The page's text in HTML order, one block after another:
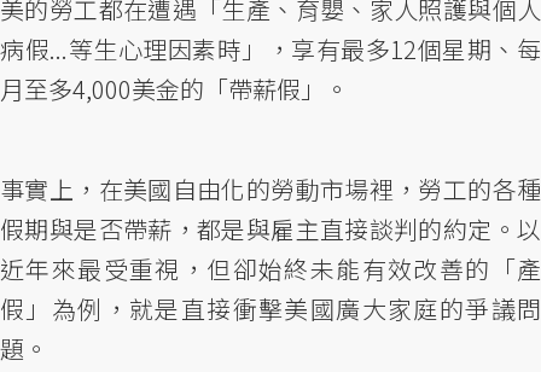
美的勞工都在遭遇「生產、育嬰、家人照護與個人
病假...等生心理因素時」，享有最多12個星期、每
月至多4,000美金的「帶薪假」。
事實上，在美國自由化的勞動市場裡，勞工的各種
假期與是否帶薪，都是與雇主直接談判的約定。以
近年來最受重視，但卻始終未能有效改善的「產
假」為例，就是直接衝擊美國廣大家庭的爭議問
題。